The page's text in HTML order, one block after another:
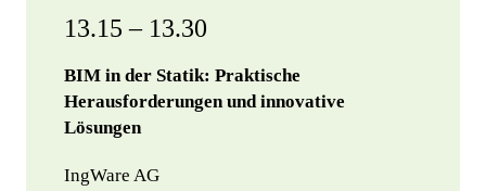
13.15 – 13.30
BIM in der Statik: Praktische
Herausforderungen und innovative
Lösungen
IngWare AG